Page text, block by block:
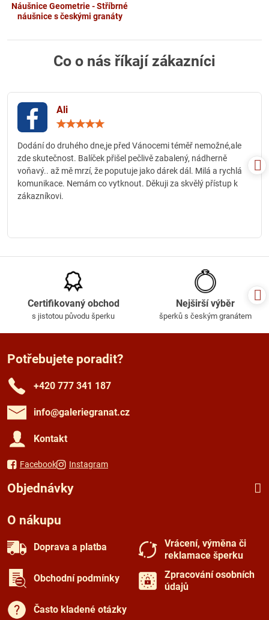
Náušnice Geometrie - Stříbrné
náušnice s českými granáty
Co o nás říkají zákazníci
Ali
5
Dodání do druhého dne,je před Vánocemi téměř nemožné,ale
zde skutečnost. Balíček přišel pečlivě zabalený, nádherně
voňavý.. až mě mrzí, že poputuje jako dárek dál. Milá a rychlá
komunikace. Nemám co vytknout. Děkuji za skvělý přístup k
zákazníkovi.
Certifikovaný obchod
s jistotou původu šperku
Nejširší výběr
šperků s českým granátem
Potřebujete poradit?
+420 777 341 187
info​@galeriegranat​.cz
Kontakt
Facebook Instagram
Objednávky
O nákupu
Doprava a platba
Vrácení, výměna či
reklamace šperku
Obchodní podmínky
Zpracování osobních
údajů
Často kladené otázky